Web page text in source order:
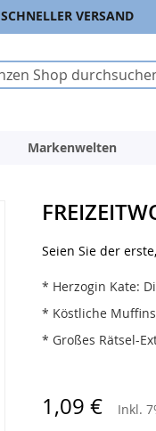
SCHNELLER VERSAND
Markenwelten
Seien Sie der
* Herzogin Kate:
* Köstliche Muffins
* Großes Rätsel-
1,09 € Inkl.